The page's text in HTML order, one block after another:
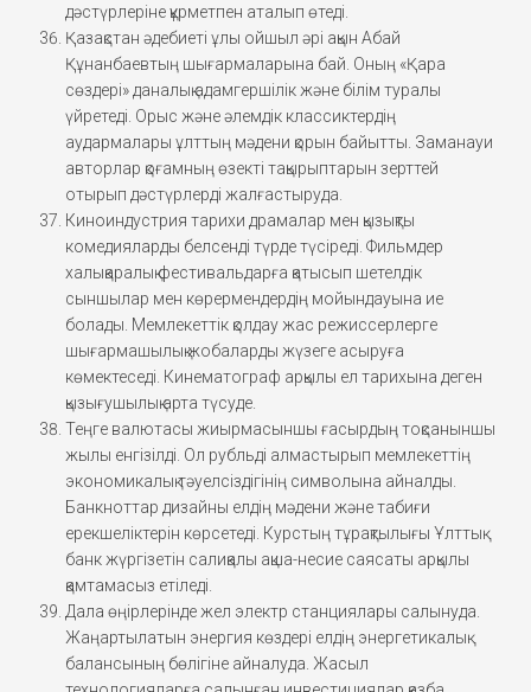
дәстүрлеріне құрметпен аталып өтеді.
Қазақстан әдебиеті ұлы ойшыл әрі ақын Абай
Құнанбаевтың шығармаларына бай. Оның «Қара
сөздері» даналық адамгершілік және білім туралы
үйретеді. Орыс және әлемдік классиктердің
аудармалары ұлттың мәдени қорын байытты. Заманауи
авторлар қоғамның өзекті тақырыптарын зерттей
отырып дәстүрлерді жалғастыруда.
Киноиндустрия тарихи драмалар мен қызықты
комедияларды белсенді түрде түсіреді. Фильмдер
халықаралық фестивальдарға қатысып шетелдік
сыншылар мен көрермендердің мойындауына ие
болады. Мемлекеттік қолдау жас режиссерлерге
шығармашылық жобаларды жүзеге асыруға
көмектеседі. Кинематограф арқылы ел тарихына деген
қызығушылық арта түсуде.
Теңге валютасы жиырмасыншы ғасырдың тоқсаныншы
жылы енгізілді. Ол рубльді алмастырып мемлекеттің
экономикалық тәуелсіздігінің символына айналды.
Банкноттар дизайны елдің мәдени және табиғи
ерекшеліктерін көрсетеді. Курстың тұрақтылығы Ұлттық
банк жүргізетін салиқалы ақша-несие саясаты арқылы
қамтамасыз етіледі.
Дала өңірлерінде жел электр станциялары салынуда.
Жаңартылатын энергия көздері елдің энергетикалық
балансының бөлігіне айналуда. Жасыл